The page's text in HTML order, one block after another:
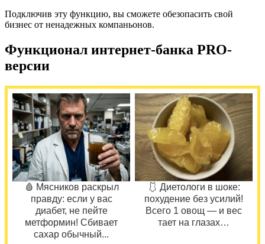
Подключив эту функцию, вы сможете обезопасить свой
бизнес от ненадежных компаньонов.
Функционал интернет-банка PRO-
версии
🩸 Мясников раскрыл
правду: если у вас
диабет, не пейте
метформин! Сбивает
сахар обычный...
🩱 Диетологи в шоке:
похудение без усилий!
Всего 1 овощ — и вес
тает на глазах…